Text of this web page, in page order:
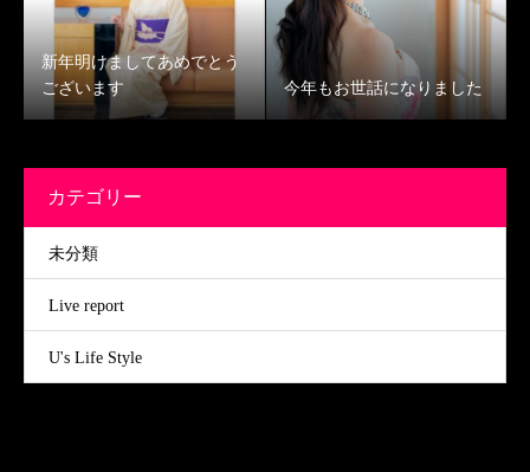
新年明けましてあめでとう
ございます
今年もお世話になりました
カテゴリー
未分類
Live report
U's Life Style